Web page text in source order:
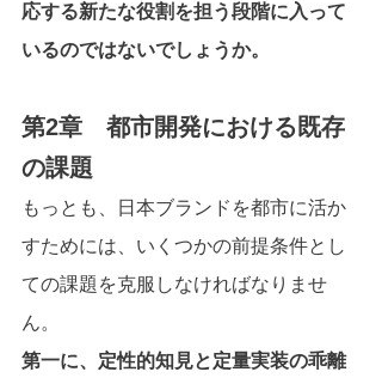
応する新たな役割を担う段階に入って
いるのではないでしょうか。
第2章　都市開発における既存
の課題
もっとも、日本ブランドを都市に活か
すためには、いくつかの前提条件とし
ての課題を克服しなければなりませ
ん。
第一に、定性的知見と定量実装の乖離